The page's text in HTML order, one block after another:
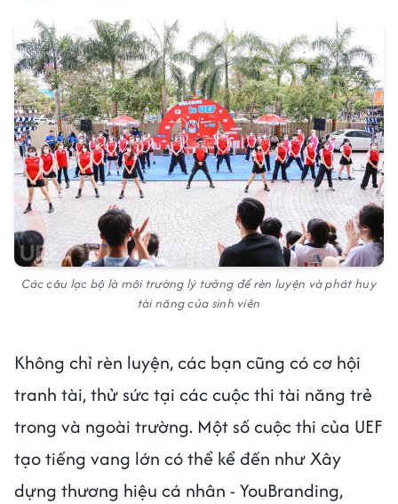
Các câu lạc bộ là môi trường lý tưởng để rèn luyện và phát huy
tài năng của sinh viên
Không chỉ rèn luyện, các bạn cũng có cơ hội
tranh tài, thử sức tại các cuộc thi tài năng trẻ
trong và ngoài trường. Một số cuộc thi của UEF
tạo tiếng vang lớn có thể kể đến như Xây
dựng thương hiệu cá nhân - YouBranding,